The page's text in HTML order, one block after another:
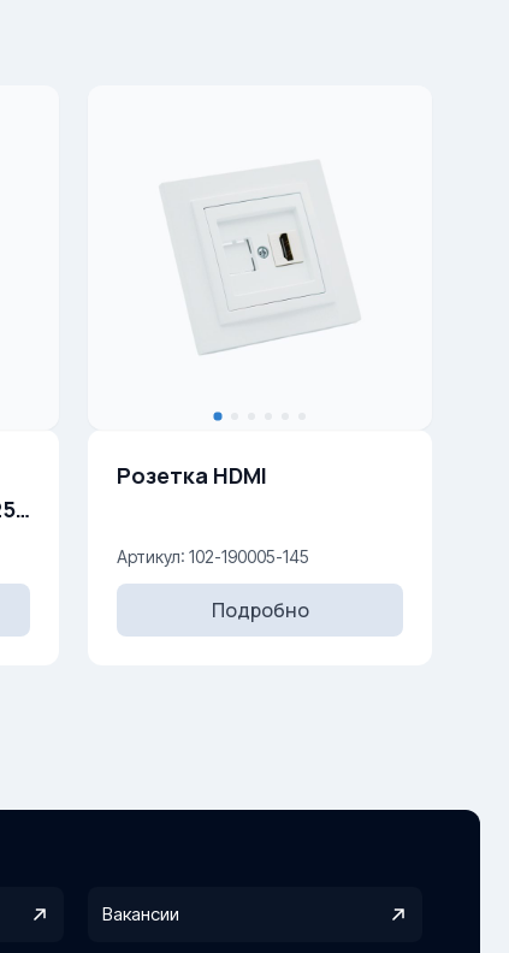
Розетка HDMI
Артикул: 102-190005-145
Подробно
Вакансии